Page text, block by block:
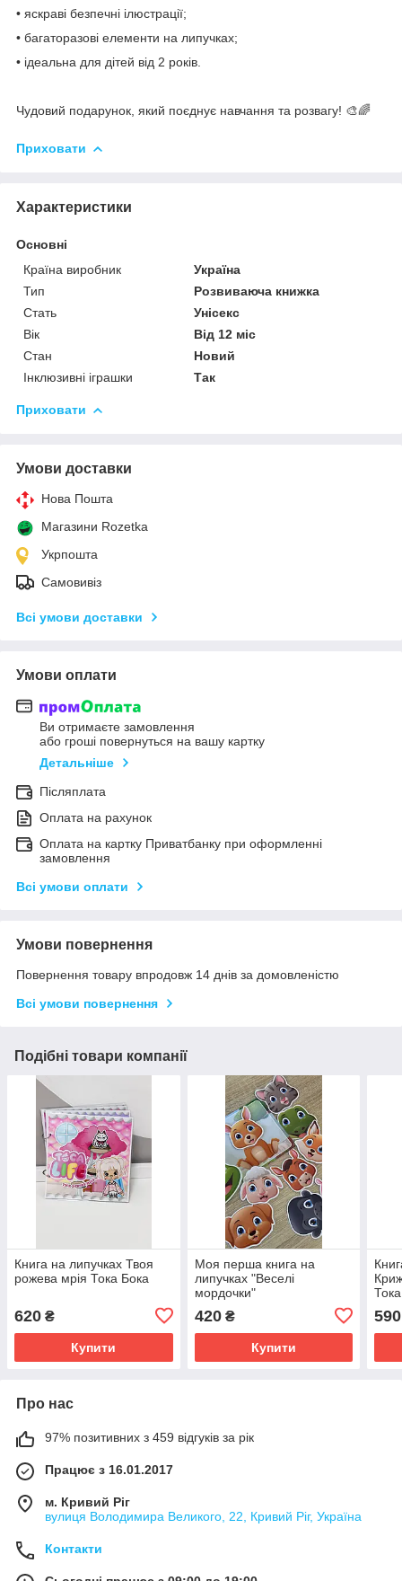
• яскраві безпечні ілюстрації;
• багаторазові елементи на липучках;
• ідеальна для дітей від 2 років.
Чудовий подарунок, який поєднує навчання та розвагу! 🎨🌈
Приховати
Характеристики
Основні
Країна виробник
Україна
Тип
Розвиваюча книжка
Стать
Унісекс
Вік
Від 12 міс
Стан
Новий
Інклюзивні іграшки
Так
Приховати
Умови доставки
Нова Пошта
Магазини Rozetka
Укрпошта
Самовивіз
Всі умови доставки
Умови оплати
Ви отримаєте замовлення
або гроші повернуться на вашу картку
Детальніше
Післяплата
Оплата на рахунок
Оплата на картку Приватбанку при оформленні
замовлення
Всі умови оплати
Умови повернення
Повернення товару впродовж 14 днів за домовленістю
Всі умови повернення
Подібні товари компанії
Книга на липучках Твоя
рожева мрія Тока Бока
620 ₴
Купити
Моя перша книга на
липучках "Веселі
мордочки"
420₴
Купити
590
Про нас
97% позитивних з 459 відгуків за рік
Працює з 16.01.2017
м. Кривий Ріг
вулиця Володимира Великого, 22, Кривий Ріг, Україна
Контакти